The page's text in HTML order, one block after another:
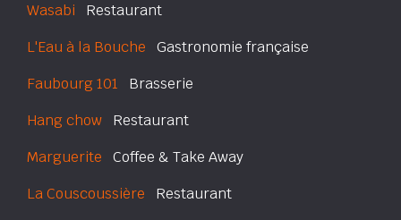
Wasabi Restaurant
L'Eau à la Bouche Gastronomie française
Faubourg 101 Brasserie
Hang chow Restaurant
Marguerite Coffee & Take Away
La Couscoussière Restaurant